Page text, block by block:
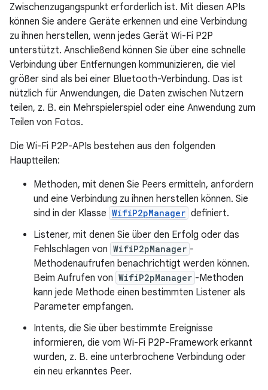
Zwischenzugangspunkt erforderlich ist. Mit diesen APIs
können Sie andere Geräte erkennen und eine Verbindung
zu ihnen herstellen, wenn jedes Gerät Wi-Fi P2P
unterstützt. Anschließend können Sie über eine schnelle
Verbindung über Entfernungen kommunizieren, die viel
größer sind als bei einer Bluetooth-Verbindung. Das ist
nützlich für Anwendungen, die Daten zwischen Nutzern
teilen, z. B. ein Mehrspielerspiel oder eine Anwendung zum
Teilen von Fotos.
Die Wi-Fi P2P-APIs bestehen aus den folgenden
Hauptteilen:
Methoden, mit denen Sie Peers ermitteln, anfordern
und eine Verbindung zu ihnen herstellen können. Sie
sind in der Klasse WifiP2pManager definiert.
Listener, mit denen Sie über den Erfolg oder das
Fehlschlagen von WifiP2pManager -
Methodenaufrufen benachrichtigt werden können.
Beim Aufrufen von WifiP2pManager -Methoden
kann jede Methode einen bestimmten Listener als
Parameter empfangen.
Intents, die Sie über bestimmte Ereignisse
informieren, die vom Wi-Fi P2P-Framework erkannt
wurden, z. B. eine unterbrochene Verbindung oder
ein neu erkanntes Peer.